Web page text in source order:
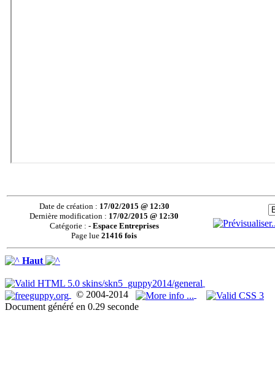
Date de création : 17/02/2015 @ 12:30
Dernière modification : 17/02/2015 @ 12:30
Catégorie : - Espace Entreprises
Page lue21416 fois
Haut
© 2004-2014
Document généré en 0.29 seconde